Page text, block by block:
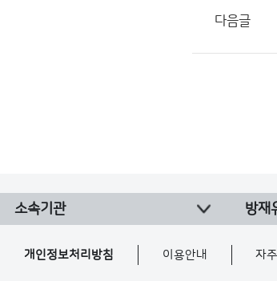
다음글
소속기관 방재
개인정보처리방침 이용안내 자